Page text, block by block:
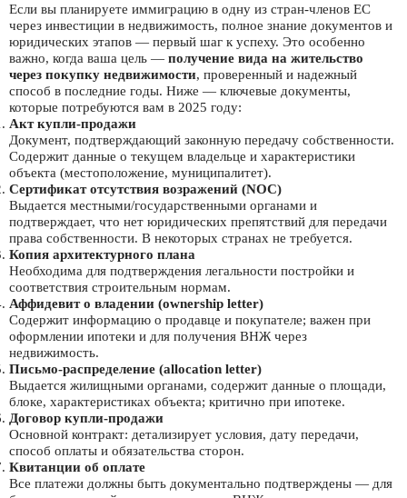
Если вы планируете иммиграцию в одну из стран-членов ЕС
через инвестиции в недвижимость, полное знание документов и
юридических этапов — первый шаг к успеху. Это особенно
важно, когда ваша цель — получение вида на жительство
через покупку недвижимости, проверенный и надежный
способ в последние годы. Ниже — ключевые документы,
которые потребуются вам в 2025 году:
Акт купли-продажи
Документ, подтверждающий законную передачу собственности.
Содержит данные о текущем владельце и характеристики
объекта (местоположение, муниципалитет).
Сертификат отсутствия возражений (NOC)
Выдается местными/государственными органами и
подтверждает, что нет юридических препятствий для передачи
права собственности. В некоторых странах не требуется.
Копия архитектурного плана
Необходима для подтверждения легальности постройки и
соответствия строительным нормам.
Аффидевит о владении (ownership letter)
Содержит информацию о продавце и покупателе; важен при
оформлении ипотеки и для получения ВНЖ через
недвижимость.
Письмо-распределение (allocation letter)
Выдается жилищными органами, содержит данные о площади,
блоке, характеристиках объекта; критично при ипотеке.
Договор купли-продажи
Основной контракт: детализирует условия, дату передачи,
способ оплаты и обязательства сторон.
Квитанции об оплате
Все платежи должны быть документально подтверждены — для